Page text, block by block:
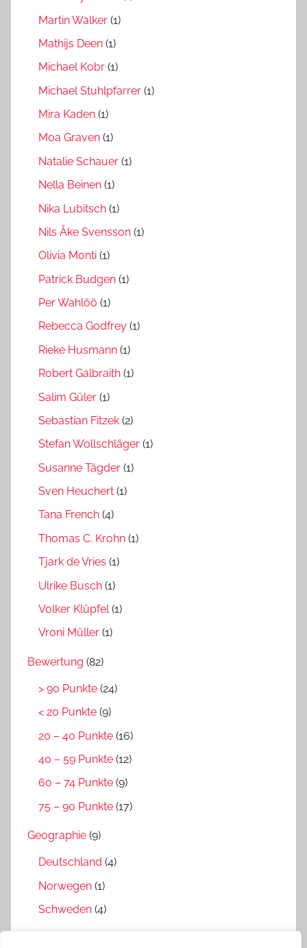
Martin Walker (1)
Mathijs Deen (1)
Michael Kobr (1)
Michael Stuhlpfarrer (1)
Mira Kaden (1)
Moa Graven (1)
Natalie Schauer (1)
Nella Beinen (1)
Nika Lubitsch (1)
Nils Åke Svensson (1)
Olivia Monti (1)
Patrick Budgen (1)
Per Wahlöö (1)
Rebecca Godfrey (1)
Rieke Husmann (1)
Robert Galbraith (1)
Salim Güler (1)
Sebastian Fitzek (2)
Stefan Wollschläger (1)
Susanne Tägder (1)
Sven Heuchert (1)
Tana French (4)
Thomas C. Krohn (1)
Tjark de Vries (1)
Ulrike Busch (1)
Volker Klüpfel(1)
Vroni Müller (1)
Bewertung (82)
> 90 Punkte (24)
< 20 Punkte (9)
20 – 40 Punkte (16)
40 – 59 Punkte (12)
60 – 74 Punkte (9)
75 – 90 Punkte (17)
Geographie (9)
Deutschland (4)
Norwegen (1)
Schweden (4)